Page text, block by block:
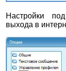
Настройки
выхода в